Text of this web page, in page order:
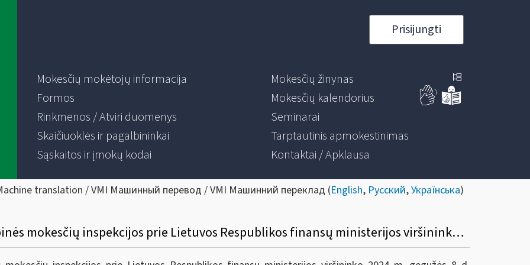
Prisijungti
Mokesčių mokėtojų informacija
Formos
Rinkmenos / Atviri duomenys
Skaičiuoklės ir pagalbininkai
Sąskaitos ir įmokų kodai
Mokesčių žinynas
Mokesčių kalendorius
Seminarai
Tarptautinis apmokestinimas
Kontaktai / Apklausa
translation / VMI Машинный перевод / VMI Машинний переклад (English, Русский,Українська)
Informacinis pranešimas apie Valstybinės mokesčių inspekcijos prie Lietuvos Respublikos finansų ministerijos viršininko 2024 m. gegužės 8 d. įsakymą Nr. VA-41 „Dėl Valstybinės mokesčių inspekcijos prie Lietuvos Respublikos finansų ministerijos viršininko 2007 m. spalio 9 d. įsakymo Nr. VA-66 „Dėl Konsultacijų ir informacijos teikimo Valstybinėje mokesčių inspekcijoje taisyklių patvirtinimo“ pakeitimo“